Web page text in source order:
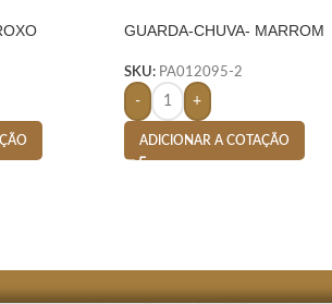
GUARDA-CHUVA- MARROM
SKU: PA012095-2
- +
ADICIONAR A COTAÇÃO